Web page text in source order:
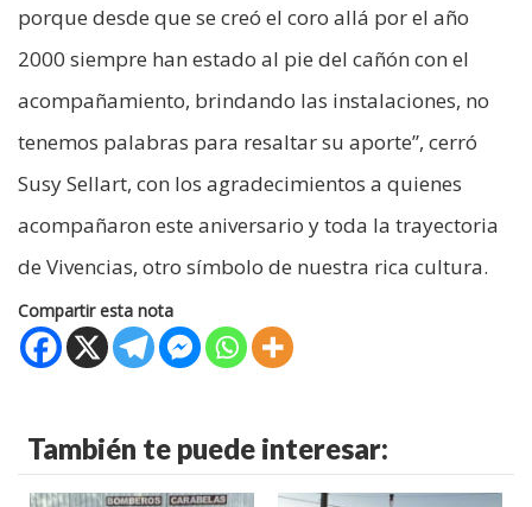
porque desde que se creó el coro allá por el año
2000 siempre han estado al pie del cañón con el
acompañamiento, brindando las instalaciones, no
tenemos palabras para resaltar su aporte”, cerró
Susy Sellart, con los agradecimientos a quienes
acompañaron este aniversario y toda la trayectoria
de Vivencias, otro símbolo de nuestra rica cultura.
Compartir esta nota
También te puede interesar: